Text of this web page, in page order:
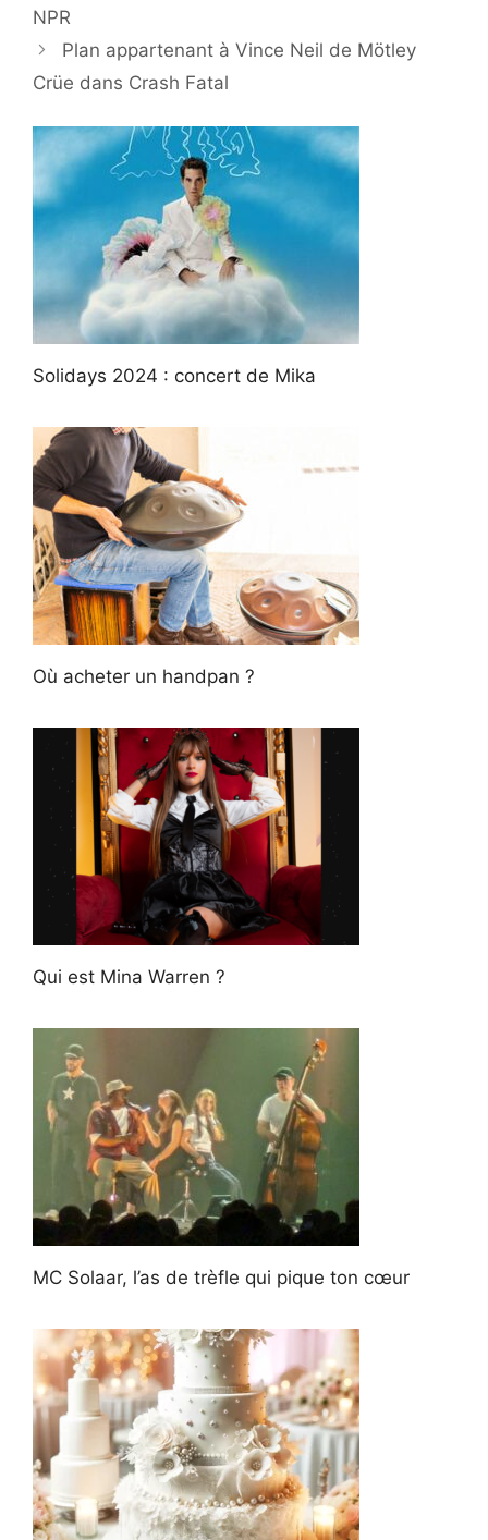
NPR
Plan appartenant à Vince Neil de Mötley
Crüe dans Crash Fatal
Solidays 2024 : concert de Mika
Où acheter un handpan ?
Qui est Mina Warren ?
MC Solaar, l’as de trèfle qui pique ton cœur